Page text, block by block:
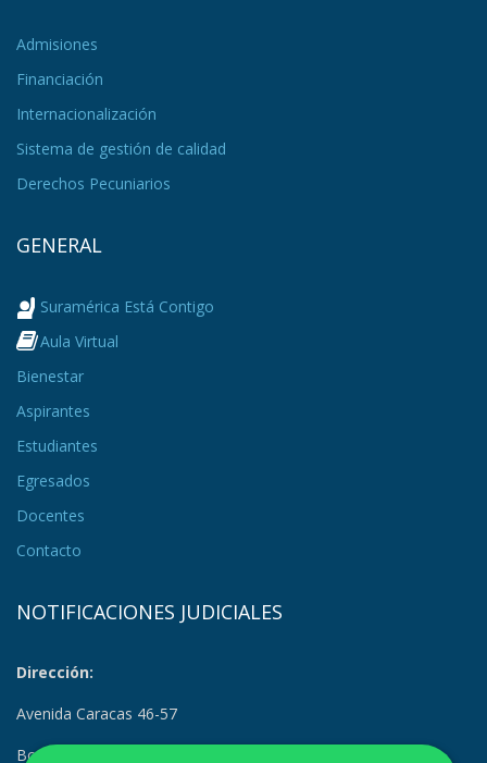
Admisiones
Financiación
Internacionalización
Sistema de gestión de calidad
Derechos Pecuniarios
GENERAL
Suramérica Está Contigo
Aula Virtual
Bienestar
Aspirantes
Estudiantes
Egresados
Docentes
Contacto
NOTIFICACIONES JUDICIALES
Dirección:
Avenida Caracas 46-57
Bogotá, Colombia